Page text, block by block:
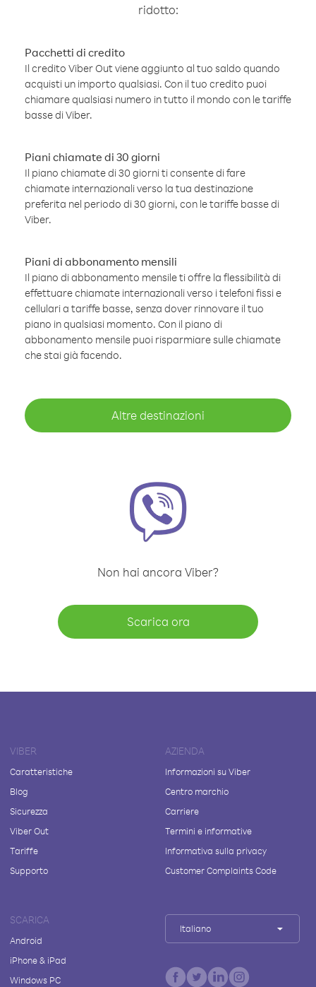
ridotto:
Pacchetti di credito
Il credito Viber Out viene aggiunto al tuo saldo quando
acquisti un importo qualsiasi. Con il tuo credito puoi
chiamare qualsiasi numero in tutto il mondo con le tariffe
basse di Viber.
Piani chiamate di 30 giorni
Il piano chiamate di 30 giorni ti consente di fare
chiamate internazionali verso la tua destinazione
preferita nel periodo di 30 giorni, con le tariffe basse di
Viber.
Piani di abbonamento mensili
Il piano di abbonamento mensile ti offre la flessibilità di
effettuare chiamate internazionali verso i telefoni fissi e
cellulari a tariffe basse, senza dover rinnovare il tuo
piano in qualsiasi momento. Con il piano di
abbonamento mensile puoi risparmiare sulle chiamate
che stai già facendo.
Altre destinazioni
Non hai ancora Viber?
Scarica ora
VIBER
Caratteristiche
Blog
Sicurezza
Viber Out
Tariffe
Supporto
AZIENDA
Informazioni su Viber
Centro marchio
Carriere
Termini e informative
Informativa sulla privacy
Customer Complaints Code
SCARICA
Android
iPhone & iPad
Windows PC
Italiano